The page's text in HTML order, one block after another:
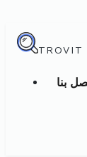
TROVIT